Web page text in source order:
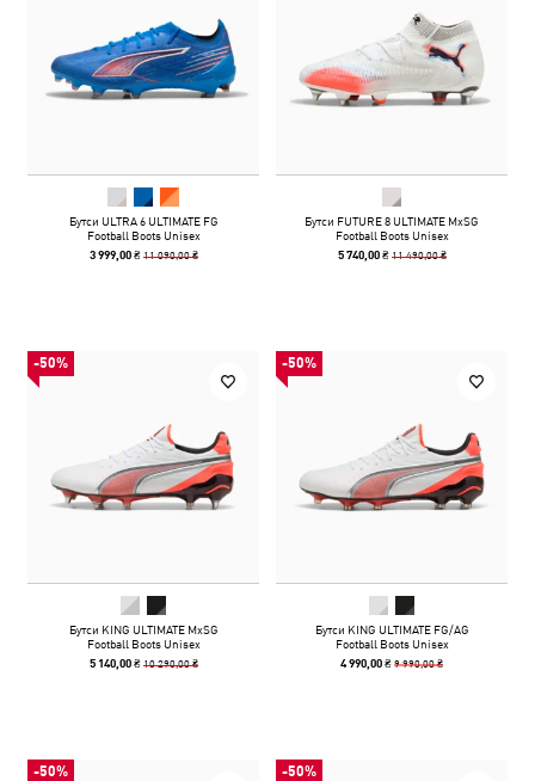
Бутси ULTRA 6 ULTIMATE FG
Football Boots Unisex
3 999,00 ₴ 11 090,00 ₴
Бутси FUTURE 8 ULTIMATE MxSG
Football Boots Unisex
5 740,00 ₴ 11 490,00 ₴
-50%
Бутси KING ULTIMATE MxSG
Football Boots Unisex
5 140,00 ₴ 10 290,00 ₴
-50%
Бутси KING ULTIMATE FG/AG
Football Boots Unisex
4 990,00 ₴9 990,00 ₴
-50% -50%